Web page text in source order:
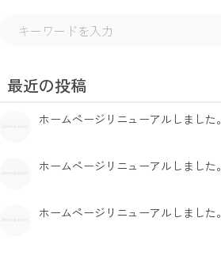
最近の投稿
ホームページリニューアルしました。
ホームページリニューアルしました。
ホームページリニューアルしました。